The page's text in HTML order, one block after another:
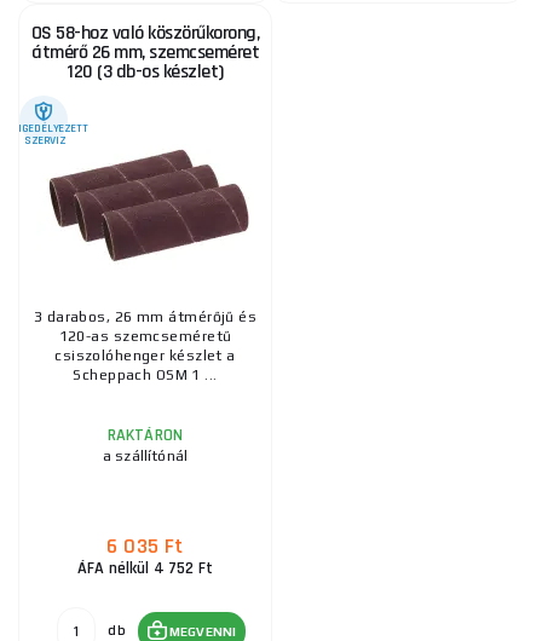
OS 58-hoz való köszörűkorong,
átmérő 26 mm, szemcseméret
120 (3 db-os készlet)
ENGEDÉLYEZETT
SZERVIZ
3 darabos, 26 mm átmérőjű és
120-as szemcseméretű
csiszolóhenger készlet a
Scheppach OSM 1 ...
RAKTÁRON
a szállítónál
6 035 Ft
ÁFA nélkül 4 752 Ft
db MEGVENNI